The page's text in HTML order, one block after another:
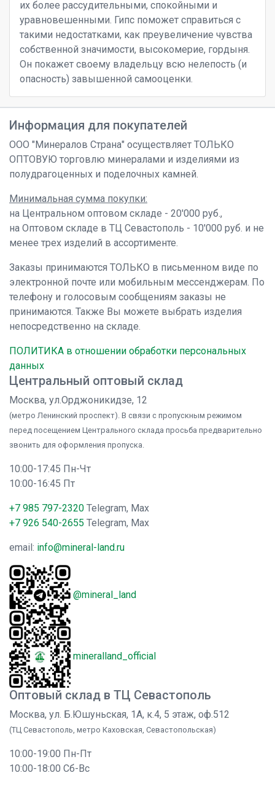
их более рассудительными, спокойными и
уравновешенными. Гипс поможет справиться с
такими недостатками, как преувеличение чувства
собственной значимости, высокомерие, гордыня.
Он покажет своему владельцу всю нелепость (и
опасность) завышенной самооценки.
Информация для покупателей
ООО "Минералов Страна" осуществляет ТОЛЬКО
ОПТОВУЮ торговлю минералами и изделиями из
полудрагоценных и поделочных камней.
Минимальная сумма покупки:
на Центральном оптовом складе - 20'000 руб.,
на Оптовом складе в ТЦ Севастополь - 10'000 руб. и не
менее трех изделий в ассортименте.
Заказы принимаются ТОЛЬКО в письменном виде по
электронной почте или мобильным мессенджерам. По
телефону и голосовым сообщениям заказы не
принимаются. Также Вы можете выбрать изделия
непосредственно на складе.
ПОЛИТИКА в отношении обработки персональных
данных
Центральный оптовый склад
Москва, ул.Орджоникидзе, 12
(метро Ленинский проспект). В связи с пропускным режимом
перед посещением Центрального склада просьба предварительно
звонить для оформления пропуска.
10:00-17:45 Пн-Чт
10:00-16:45 Пт
+7 985 797-2320 Telegram, Max
+7 926 540-2655 Telegram, Max
email: info@mineral-land.ru
@mineral_land
mineralland_official
Оптовый склад в ТЦ Севастополь
Москва, ул. Б.Юшуньская, 1А, к.4, 5 этаж, оф.512
(ТЦ Севастополь, метро Каховская, Севастопольская)
10:00-19:00 Пн-Пт
10:00-18:00 Сб-Вс